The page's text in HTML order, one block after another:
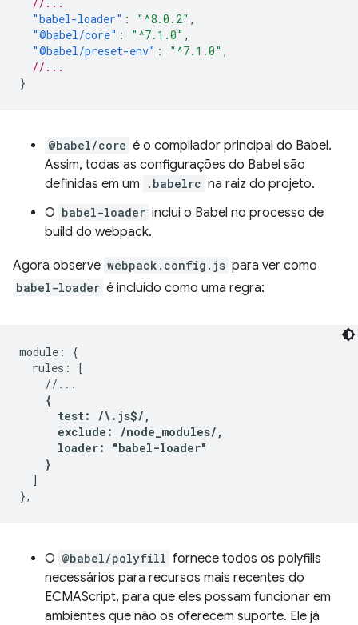
"babel-loader" : "^8.0.2" ,
"@babel/core" : "^7.1.0" ,
"@babel/preset-env" : "^7.1.0" ,
//...
}
@babel/core é o compilador principal do Babel.
Assim, todas as configurações do Babel são
definidas em um
.babelrc na raiz do projeto.
O babel-loader inclui o Babel no processo de
build do webpack.
Agora observe webpack.config.js para ver como
babel-loader é incluído como uma regra:
module: {
  rules: [
    //...
{
      test: /\.js$/,
      exclude: /node_modules/,
      loader: "babel-loader"
    }
  ]
O @babel/polyfill fornece todos os polyfills
necessários para recursos mais recentes do
ECMAScript, para que eles possam funcionar em
ambientes que não os oferecem suporte. Ele já